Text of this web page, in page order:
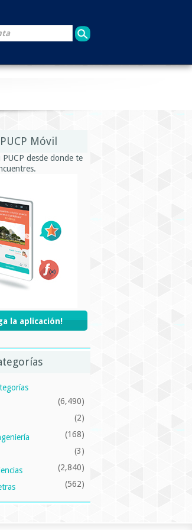
Móvil
PUCP desde donde te
la aplicación!
(6,490)
(2)
(168)
(3)
(2,840)
(562)